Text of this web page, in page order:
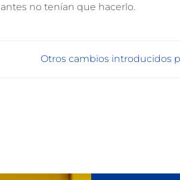
no tenían que hacerlo.
Otros cambios introducidos